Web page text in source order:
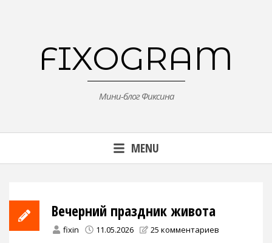
FIXOGRAM
Мини-блог Фиксина
MENU
Вечерний праздник живота
fixin 11.05.2026 25 комментариев